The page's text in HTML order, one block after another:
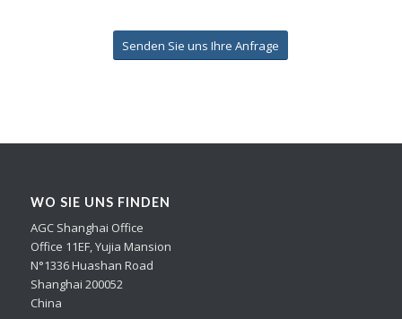
Senden Sie uns Ihre Anfrage
WO SIE UNS FINDEN
AGC Shanghai Office
Office 11EF, Yujia Mansion
N°1336 Huashan Road
Shanghai 200052
China